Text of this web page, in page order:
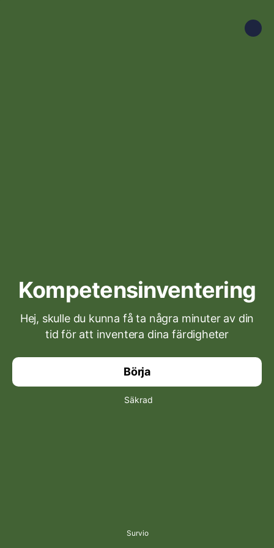
Kompetensinventering
Hej, skulle du kunna få ta några minuter av din
tid för att inventera dina färdigheter
Börja
Säkrad
Survio